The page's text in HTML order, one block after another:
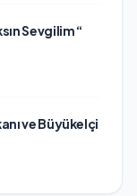
Sevgilim “
ve Büyükelçi